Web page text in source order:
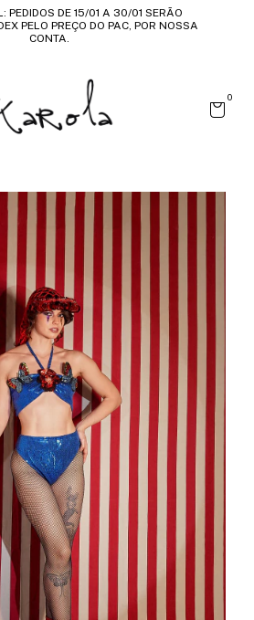
PEDIDOS DE 15/01 A 30/01 SERÃO
PELO PREÇO DO PAC, POR NOSSA
CONTA.
0